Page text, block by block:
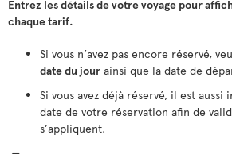
Entrez les détails de votre voyage pour
chaque tarif.
Si vous n’avez pas encore réservé,
date du jour ainsi que la date de
Si vous avez déjà réservé, il est aussi
date de votre réservation afin de
s’appliquent.